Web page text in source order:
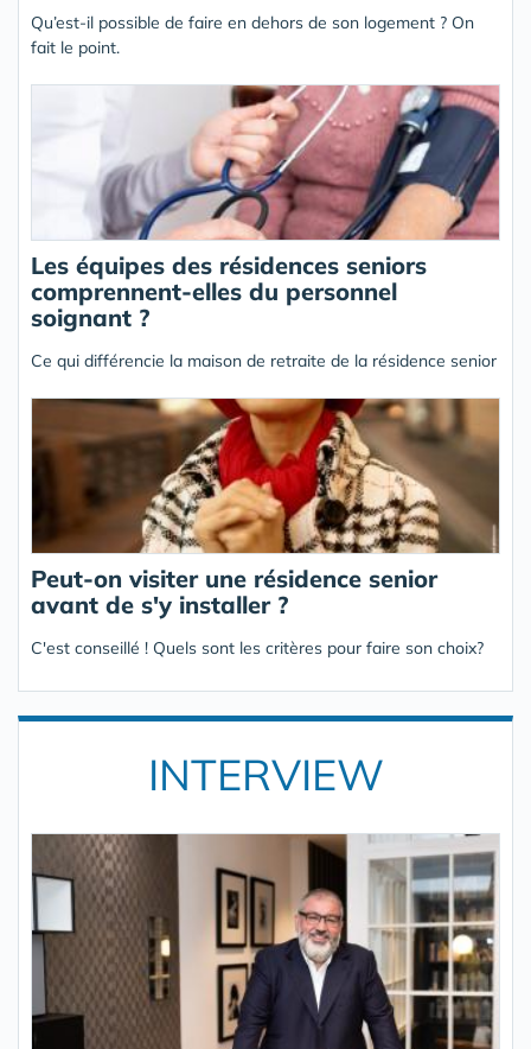
Qu’est-il possible de faire en dehors de son logement ? On
fait le point.
Les équipes des résidences seniors
comprennent-elles du personnel
soignant ?
Ce qui différencie la maison de retraite de la résidence senior
Peut-on visiter une résidence senior
avant de s'y installer ?
C'est conseillé ! Quels sont les critères pour faire son choix?
INTERVIEW